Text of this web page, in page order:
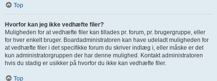
Top
Hvorfor kan jeg ikke vedhæfte filer?
Muligheden for at vedhæfte filer kan tillades pr. forum, pr. brugergruppe, eller
for hver enkelt bruger. Boardadministratoren kan have udeladt muligheden for
at vedhæfte filer i det specifikke forum du skriver indlæg i, eller måske er det
kun administratorgruppen der har denne mulighed. Kontakt administratoren
hvis du stadig er usikker på hvorfor du ikke kan vedhæfte filer.
Top